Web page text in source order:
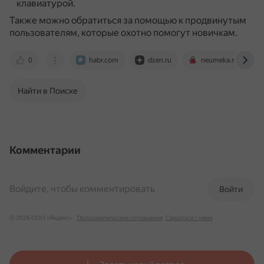
клавиатурой.
Также можно обратиться за помощью к продвинутым
пользователям, которые охотно помогут новичкам.
0 habr.com dzen.ru neumeka.ru
Найти в Поиске
Комментарии
Войти
Войдите, чтобы комментировать
© 2026 ООО «Яндекс» Пользовательское соглашение Связаться с нами